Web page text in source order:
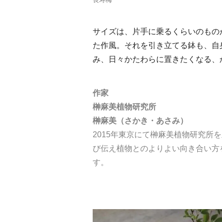
サイズは、片手に乗るくらいのも
た作風。それを引き立てる鉢も、
み、日々かたわらに置きたくなる
作家
榊麻美植物研究所
榊麻美（さかき・あさみ）
2015年東京にて榊麻美植物研究所
び伝え植物とのよりよい向き合い
す。